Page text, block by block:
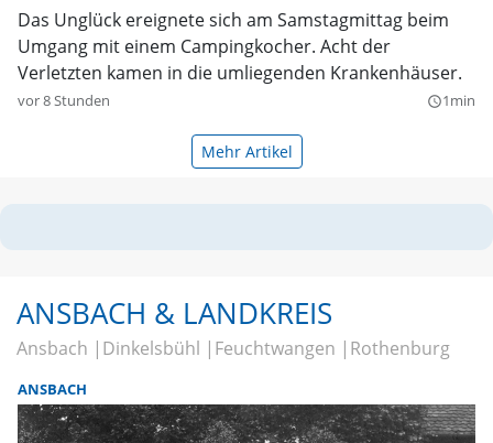
Das Unglück ereignete sich am Samstagmittag beim
Umgang mit einem Campingkocher. Acht der
Verletzten kamen in die umliegenden Krankenhäuser.
vor 8 Stunden query_builder1min
Mehr Artikel
ANSBACH & LANDKREIS
Ansbach Dinkelsbühl Feuchtwangen Rothenburg
ANSBACH